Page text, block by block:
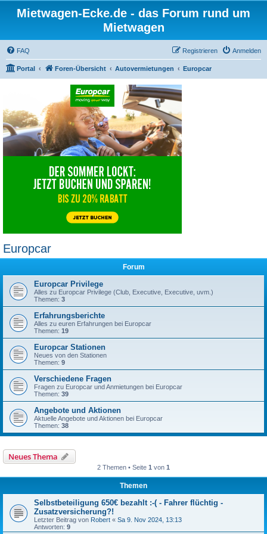
Mietwagen-Ecke.de - das Forum rund um
Mietwagen
FAQ Anmelden
Registrieren
Portal Foren-Übersicht Autovermietungen Europcar
Europcar
Forum
Europcar Privilege
Alles zu Europcar Privilege (Club, Executive, Executive, uvm.)
Themen: 3
Erfahrungsberichte
Alles zu euren Erfahrungen bei Europcar
Themen: 19
Europcar Stationen
Neues von den Stationen
Themen: 9
Verschiedene Fragen
Fragen zu Europcar und Anmietungen bei Europcar
Themen: 39
Angebote und Aktionen
Aktuelle Angebote und Aktionen bei Europcar
Themen: 38
Neues Thema
2 Themen • Seite 1 von 1
Themen
Selbstbeteiligung 650€ bezahlt :-( - Fahrer flüchtig -
Zusatzversicherung?!
Letzter Beitrag von Robert « Sa 9. Nov 2024, 13:13
Antworten: 9